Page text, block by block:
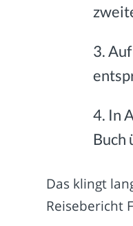
3.
4. In
Buch
Das klingt
Reisebericht